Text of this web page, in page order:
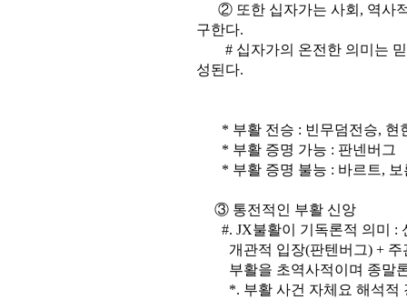
② 또한 십자가는 사회, 역사적
구한다.
# 십자가의 온전한 의미는 믿
성된다.
* 부활 전승 : 빈무덤전승, 현
* 부활 증명 가능 : 판넨버그
* 부활 증명 불능 : 바르트, 보
③ 통전적인 부활 신앙
#. JX불활이 기독론적 의미 :
개관적 입장(판텐버그) + 주
부활을 초역사적이며 종말
*. 부활 사건 자체요 해석적